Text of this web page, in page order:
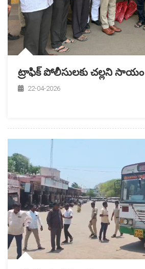
ట్రాఫిక్ పోలీసులకు చల్లని సాయం
22-04-2026